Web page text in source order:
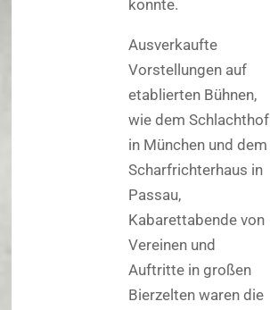
konnte.
Ausverkaufte
Vorstellungen auf
etablierten Bühnen,
wie dem Schlachthof
in München und dem
Scharfrichterhaus in
Passau,
Kabarettabende von
Vereinen und
Auftritte in großen
Bierzelten waren die